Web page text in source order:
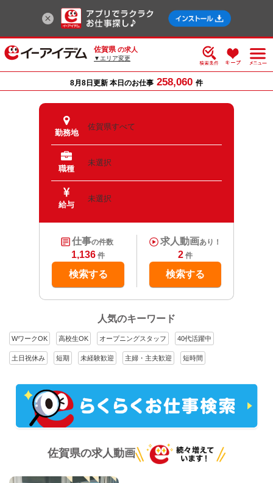
佐賀県 の求人
▼エリア変更
8月8日更新 本日のお仕事 258,060 件
勤務地
佐賀県すべて
職種
未選択
給与
未選択
仕事の件数
1,136 件
検索する
求人動画あり！
2 件
検索する
人気のキーワード
WワークOK 高校生OK オープニングスタッフ 40代活躍中
土日祝休み 短期 未経験歓迎 主婦・主夫歓迎 短時間
佐賀県の求人動画